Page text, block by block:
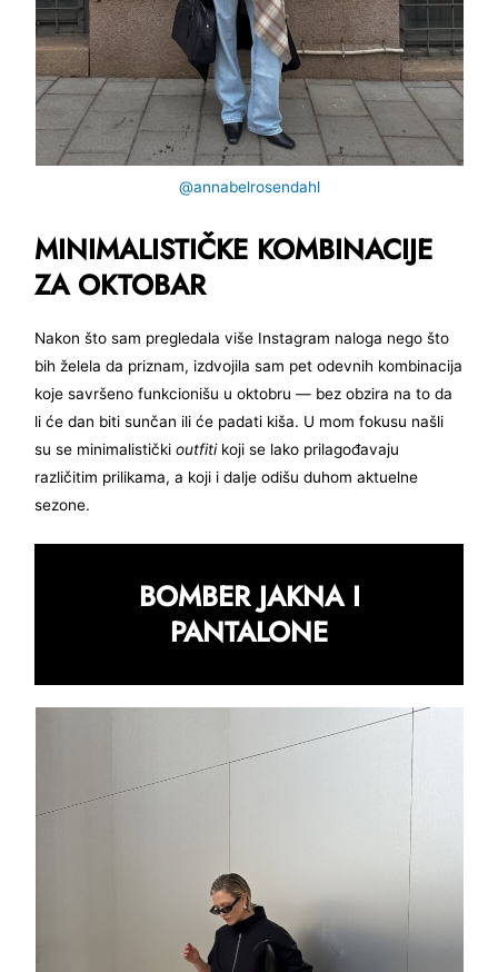
@annabelrosendahl
MINIMALISTIČKE KOMBINACIJE
ZA OKTOBAR
Nakon što sam pregledala više Instagram naloga nego što
bih želela da priznam, izdvojila sam pet odevnih kombinacija
koje savršeno funkcionišu u oktobru — bez obzira na to da
li će dan biti sunčan ili će padati kiša. U mom fokusu našli
su se minimalističkioutfitikoji se lako prilagođavaju
različitim prilikama, a koji i dalje odišu duhom aktuelne
sezone.
BOMBER JAKNA I
PANTALONE